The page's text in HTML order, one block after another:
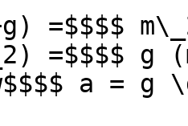
=$$$$
=$$$$ g
a = g